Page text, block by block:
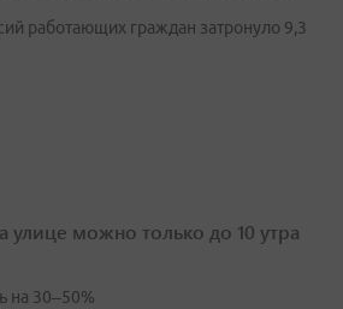
работающих граждан затронуло 9,3
улице можно только до 10 утра
на 30–50%